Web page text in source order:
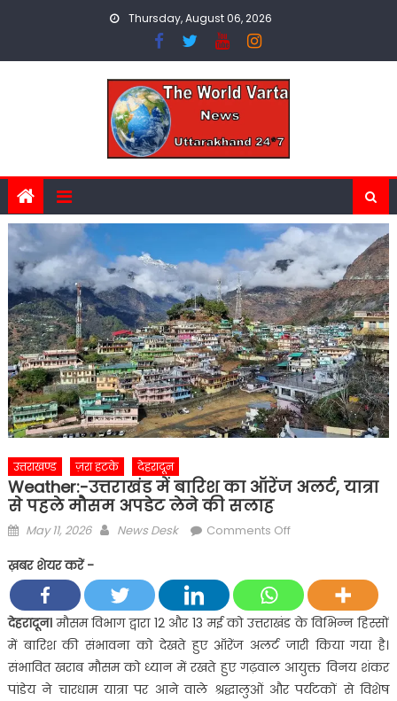
Thursday, August 06, 2026
उत्तराखण्ड ज़रा हटके देहरादून
Weather:-उत्तराखंड में बारिश का ऑरेंज अलर्ट, यात्रा
से पहले मौसम अपडेट लेने की सलाह
Posted
May 11, 2026 Author
News Desk Comments Offon
बारिश
का
ऑरेंज
अलर्ट,
यात्रा
ख़बर शेयर करें -
देहरादून।मौसम विभाग द्वारा 12 और 13 मई को उत्तराखंड के विभिन्न हिस्सों
में बारिश की संभावना को देखते हुए ऑरेंज अलर्ट जारी किया गया है।
संभावित खराब मौसम को ध्यान में रखते हुए गढ़वाल आयुक्त विनय शंकर
पांडेय ने चारधाम यात्रा पर आने वाले श्रद्धालुओं और पर्यटकों से विशेष